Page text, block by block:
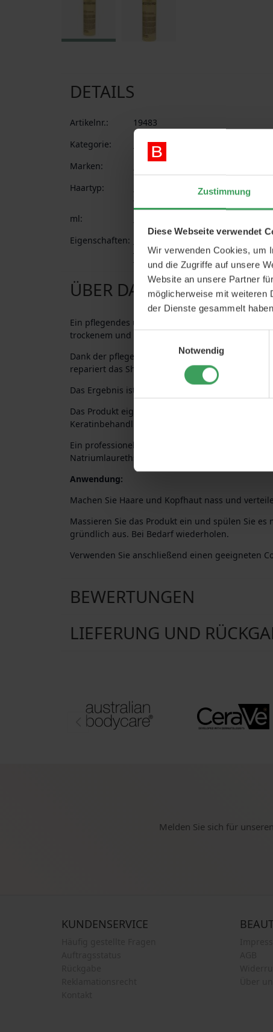
Zustimmung
Diese Webseite verwendet
Wir verwenden Cookies, um
und die Zugriffe auf unsere
Website an unsere Partner
möglicherweise mit weiteren
der Dienste gesammelt
Notwendig
DETAILS
Artikelnr.:
19483
Kategorie:
Haarpflege
Marken:
Haartyp:
Dickes und krauses Haar
Coloriertes Haar
ml:
Eigenschaften:
Parabenefrei Against irritated
Feuchtigkeitsspendend
ÜBER DAS PRODUKT
Ein pflegendes und pflanzliches Shampoo von
trockenem und chemisch behandeltem Haar. Das
Dank der pflegenden Eigenschaften von Kamille,
repariert das Shampoo Schäden am Haar und
Das Ergebnis ist ein glänzendes und
Das Produkt eignet sich auch zur
Keratinbehandlung.
Ein professionelles Haarpflegeprodukt, das völlig
Natriumlaurethsulfat oder Formaldehyd ist.
Anwendung:
Machen Sie Haare und Kopfhaut nass und
Massieren Sie das Produkt ein und spülen Sie es
gründlich aus. Bei Bedarf wiederholen.
Verwenden Sie anschließend einen geeigneten
BEWERTUNGEN
LIEFERUNG UND
Melden Sie sich für
KUNDENSERVICE